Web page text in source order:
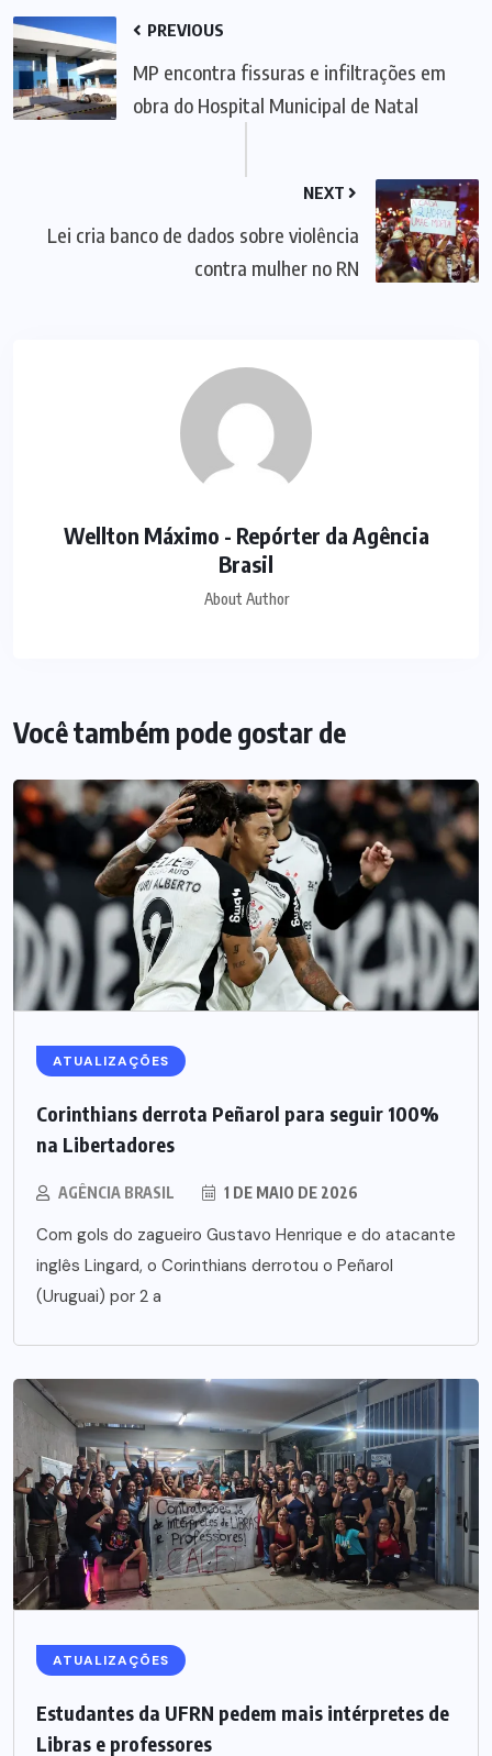
PREVIOUS
MP encontra fissuras e infiltrações em
obra do Hospital Municipal de Natal
NEXT
Lei cria banco de dados sobre violência
contra mulher no RN
Wellton Máximo - Repórter da Agência
Brasil
About Author
Você também pode gostar de
ATUALIZAÇÕES
Corinthians derrota Peñarol para seguir 100%
na Libertadores
AGÊNCIA BRASIL 1 DE MAIO DE 2026
Com gols do zagueiro Gustavo Henrique e do atacante
inglês Lingard, o Corinthians derrotou o Peñarol
(Uruguai) por 2 a
ATUALIZAÇÕES
Estudantes da UFRN pedem mais intérpretes de
Libras e professores